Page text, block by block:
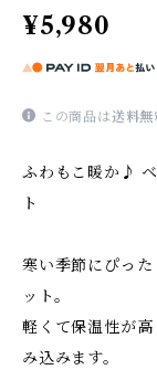
¥5,980
この商品は送料無
ふわもこ暖か♪ ベ
ト
寒い季節にぴっ
ット。
軽くて保温性が
み込みます。